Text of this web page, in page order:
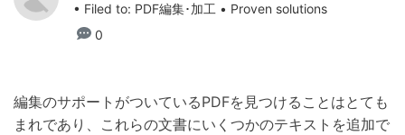
• Filed to: PDF編集･加工 • Proven solutions
0
編集のサポートがついているPDFを見つけることはとても
まれであり、これらの文書にいくつかのテキストを追加で